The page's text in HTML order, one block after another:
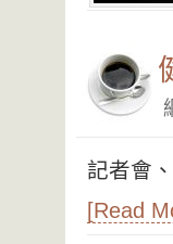
記者會
[Read